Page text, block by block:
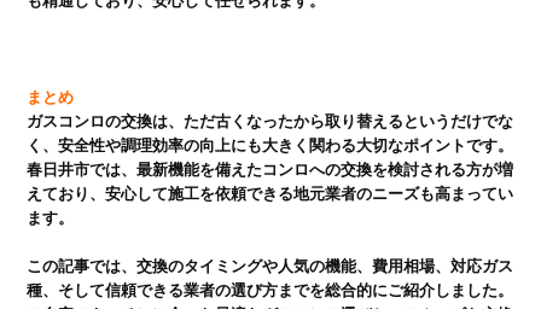
まとめ
ガスコンロの交換は、ただ古くなったから取り替えるというだけでな
く、安全性や調理効率の向上にも大きく関わる大切なポイントです。
春日井市では、最新機能を備えたコンロへの交換を検討される方が増
えており、安心して施工を依頼できる地元業者のニーズも高まってい
ます。
この記事では、交換のタイミングや人気の機能、費用相場、対応ガス
種、そして信頼できる業者の選び方までを総合的にご紹介しました。